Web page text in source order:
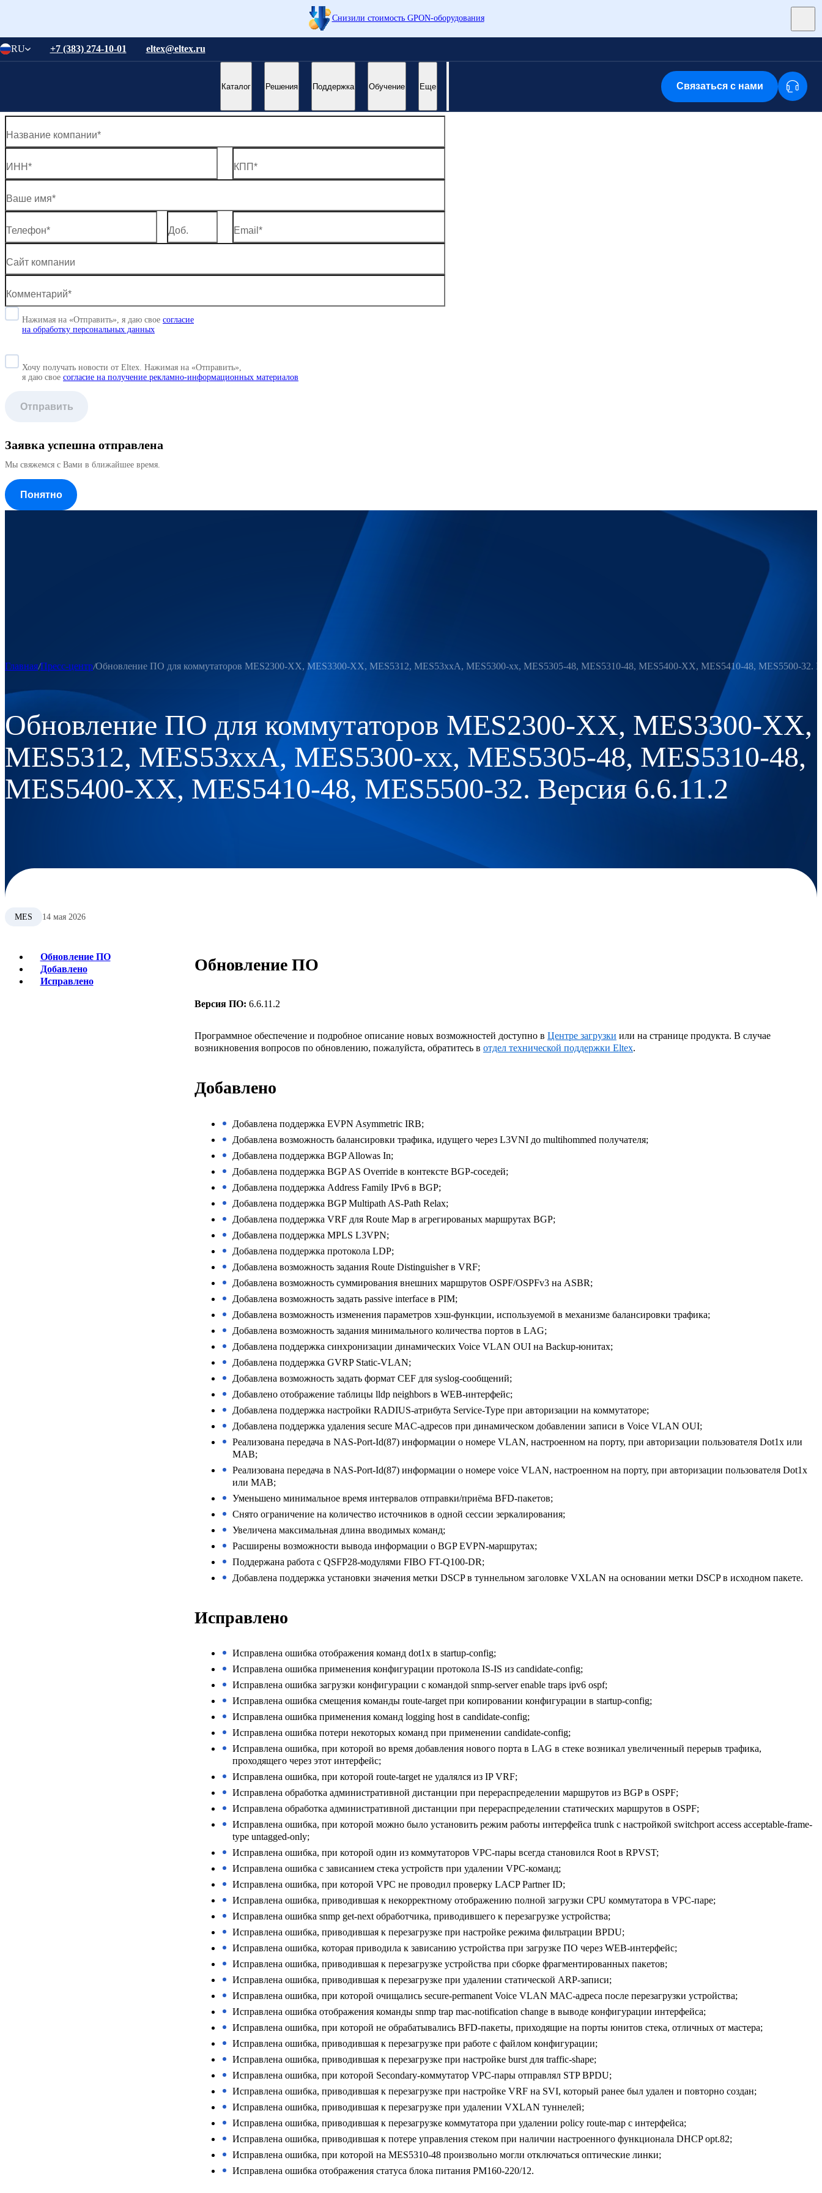
Понятно
Нажимая на «Отправить», я даю свое согласие
на обработку персональных данных
Хочу получать новости от Eltex. Нажимая на «Отправить»,
я даю свое согласие на получение рекламно-информационных материалов
Отправить
Заявка успешна отправлена
Мы свяжемся с Вами в ближайшее время.
Понятно
Снизили стоимость GPON-оборудования
RU +7 (383) 274-10-01 eltex@eltex.ru
Каталог Решения Поддержка Обучение Еще Связаться с нами
Главная Пресс-центр Обновление ПО для коммутаторов MES2300-XX, MES3300-XX, MES5312, MES53xxA, MES5300-xx, MES5305-48, MES5310-48, MES5400-XX, MES5410-48, MES5500-32.
Обновление ПО для коммутаторов MES2300-XX, MES3300-XX,
MES5312, MES53xxA, MES5300-xx, MES5305-48, MES5310-48,
MES5400-XX, MES5410-48, MES5500-32. Версия 6.6.11.2
MES 14 мая 2026
Обновление ПО
Добавлено
Исправлено
Обновление ПО
Версия ПО: 6.6.11.2
Программное обеспечение и подробное описание новых возможностей доступно в Центре загрузки или на странице продукта. В случае
возникновения вопросов по обновлению, пожалуйста, обратитесь в отдел технической поддержки Eltex.
Добавлено
Добавлена поддержка EVPN Asymmetric IRB;
Добавлена возможность балансировки трафика, идущего через L3VNI до multihommed получателя;
Добавлена поддержка BGP Allowas In;
Добавлена поддержка BGP AS Override в контексте BGP-соседей;
Добавлена поддержка Address Family IPv6 в BGP;
Добавлена поддержка BGP Multipath AS-Path Relax;
Добавлена поддержка VRF для Route Map в агрегированых маршрутах BGP;
Добавлена поддержка MPLS L3VPN;
Добавлена поддержка протокола LDP;
Добавлена возможность задания Route Distinguisher в VRF;
Добавлена возможность суммирования внешних маршрутов OSPF/OSPFv3 на ASBR;
Добавлена возможность задать passive interface в PIM;
Добавлена возможность изменения параметров хэш-функции, используемой в механизме балансировки трафика;
Добавлена возможность задания минимального количества портов в LAG;
Добавлена поддержка синхронизации динамических Voice VLAN OUI на Backup-юнитах;
Добавлена поддержка GVRP Static-VLAN;
Добавлена возможность задать формат CEF для syslog-сообщений;
Добавлено отображение таблицы lldp neighbors в WEB-интерфейс;
Добавлена поддержка настройки RADIUS-атрибута Service-Type при авторизации на коммутаторе;
Добавлена поддержка удаления secure MAC-адресов при динамическом добавлении записи в Voice VLAN OUI;
Реализована передача в NAS-Port-Id(87) информации о номере VLAN, настроенном на порту, при авторизации пользователя Dot1x или
MAB;
Реализована передача в NAS-Port-Id(87) информации о номере voice VLAN, настроенном на порту, при авторизации пользователя Dot1x
или MAB;
Уменьшено минимальное время интервалов отправки/приёма BFD-пакетов;
Снято ограничение на количество источников в одной сессии зеркалирования;
Увеличена максимальная длина вводимых команд;
Расширены возможности вывода информации о BGP EVPN-маршрутах;
Поддержана работа с QSFP28-модулями FIBO FT-Q100-DR;
Добавлена поддержка установки значения метки DSCP в туннельном заголовке VXLAN на основании метки DSCP в исходном пакете.
Исправлено
Исправлена ошибка отображения команд dot1x в startup-config;
Исправлена ошибка применения конфигурации протокола IS-IS из candidate-config;
Исправлена ошибка загрузки конфигурации с командой snmp-server enable traps ipv6 ospf;
Исправлена ошибка смещения команды route-target при копировании конфигурации в startup-config;
Исправлена ошибка применения команд logging host в candidate-config;
Исправлена ошибка потери некоторых команд при применении candidate-config;
Исправлена ошибка, при которой во время добавления нового порта в LAG в стеке возникал увеличенный перерыв трафика,
проходящего через этот интерфейс;
Исправлена ошибка, при которой route-target не удалялся из IP VRF;
Исправлена обработка административной дистанции при перераспределении маршрутов из BGP в OSPF;
Исправлена обработка административной дистанции при перераспределении статических маршрутов в OSPF;
Исправлена ошибка, при которой можно было установить режим работы интерфейса trunk с настройкой switchport access acceptable-frame-
type untagged-only;
Исправлена ошибка, при которой один из коммутаторов VPC-пары всегда становился Root в RPVST;
Исправлена ошибка с зависанием стека устройств при удалении VPC-команд;
Исправлена ошибка, при которой VPC не проводил проверку LACP Partner ID;
Исправлена ошибка, приводившая к некорректному отображению полной загрузки CPU коммутатора в VPC-паре;
Исправлена ошибка snmp get-next обработчика, приводившего к перезагрузке устройства;
Исправлена ошибка, приводившая к перезагрузке при настройке режима фильтрации BPDU;
Исправлена ошибка, которая приводила к зависанию устройства при загрузке ПО через WEB-интерфейс;
Исправлена ошибка, приводившая к перезагрузке устройства при сборке фрагментированных пакетов;
Исправлена ошибка, приводившая к перезагрузке при удалении статической ARP-записи;
Исправлена ошибка, при которой очищались secure-permanent Voice VLAN MAC-адреса после перезагрузки устройства;
Исправлена ошибка отображения команды snmp trap mac-notification change в выводе конфигурации интерфейса;
Исправлена ошибка, при которой не обрабатывались BFD-пакеты, приходящие на порты юнитов стека, отличных от мастера;
Исправлена ошибка, приводившая к перезагрузке при работе с файлом конфигурации;
Исправлена ошибка, приводившая к перезагрузке при настройке burst для traffic-shape;
Исправлена ошибка, при которой Secondary-коммутатор VPC-пары отправлял STP BPDU;
Исправлена ошибка, приводившая к перезагрузке при настройке VRF на SVI, который ранее был удален и повторно создан;
Исправлена ошибка, приводившая к перезагрузке при удалении VXLAN туннелей;
Исправлена ошибка, приводившая к перезагрузке коммутатора при удалении policy route-map с интерфейса;
Исправлена ошибка, приводившая к потере управления стеком при наличии настроенного функционала DHCP opt.82;
Исправлена ошибка, при которой на MES5310-48 произвольно могли отключаться оптические линки;
Исправлена ошибка отображения статуса блока питания PM160-220/12.